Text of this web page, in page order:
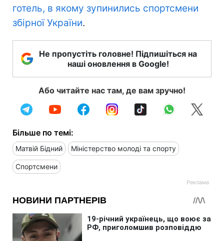
готель, в якому зупинились спортсмени
збірної України.
Не пропустіть головне! Підпишіться на
наші оновлення в Google!
Або читайте нас там, де вам зручно!
Більше по темі:
Матвій Бідний Міністерство молоді та спорту
Спортсмени